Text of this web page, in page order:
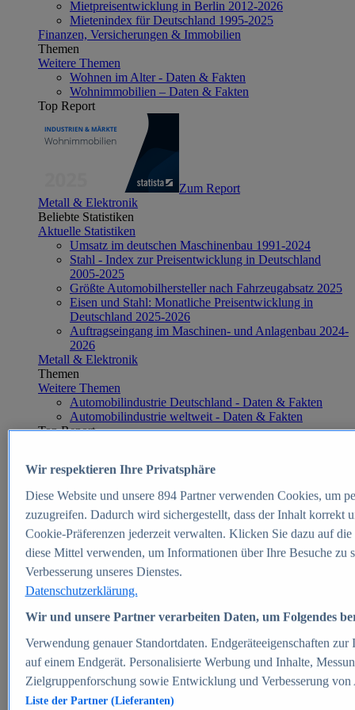
Mietpreisentwicklung in Berlin 2012-2026
Mietenindex für Deutschland 1995-2025
Finanzen, Versicherungen & Immobilien
Themen
Weitere Themen
Wohnen im Alter - Daten & Fakten
Wohnimmobilien – Daten & Fakten
Top Report
Zum Report
Metall & Elektronik
Beliebte Statistiken
Aktuelle Statistiken
Umsatz im deutschen Maschinenbau 1991-2024
Stahl - Index zur Preisentwicklung in Deutschland
2005-2025
Größte Automobilhersteller nach Fahrzeugabsatz 2025
Eisen und Stahl: Monatliche Preisentwicklung in
Deutschland 2025-2026
Auftragseingang im Maschinen- und Anlagenbau 2024-
2026
Metall & Elektronik
Themen
Weitere Themen
Automobilindustrie Deutschland - Daten & Fakten
Automobilindustrie weltweit - Daten & Fakten
Top Report
Zum Report
E-commerce
Beliebte Statistiken
Aktuelle Statistiken
E-Commerce - Entwicklung des Umsatzes in
Deutschland 1999-2025
Umsatz von Amazon in Deutschland und weltweit
2010-2025
B2C-E-Commerce: Top-50 Online Shops in
Deutschland 2024
Marktanteile von Online-Zahlungsverfahren in
Deutschland 2024
Umsatzstarke Warengruppen im Online-Handel in
Deutschland 2023-2025
Wir respektieren Ihre Privatsphäre
Diese Website und unsere 894Partner verwenden Cookies, um
zuzugreifen. Dadurch wird sichergestellt, dass der Inhalt korrekt
Cookie-Präferenzen jederzeit verwalten. Klicken Sie dazu auf
diese Mittel verwenden, um Informationen über Ihre Besuche
Verbesserung unseres Dienstes.
Datenschutzerklärung.
Wir und unsere Partner verarbeiten Daten, um Folgendes
Verwendung genauer Standortdaten. Endgeräteeigenschaften
auf einem Endgerät. Personalisierte Werbung und Inhalte,
Zielgruppenforschung sowie Entwicklung und Verbesserung von
Liste der Partner (Lieferanten)